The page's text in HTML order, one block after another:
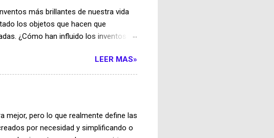
de siete genes qu...
más brillantes de nuestra vida
los objetos que hacen que
¿Cómo han influido los inventos
a una plétora de famosos inventos
Abróchate el cinturón y únete a
inventos alemanes y las inspiradoras
un verdadero visionario de la
máquinas voladoras, a menudo
LEER MAS»
mejor, pero lo que realmente define las
por necesidad y simplificando o